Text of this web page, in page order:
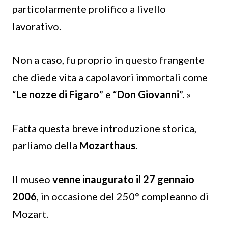
particolarmente prolifico a livello
lavorativo.
Non a caso, fu proprio in questo frangente
che diede vita a capolavori immortali come
“Le nozze di Figaro” e “Don Giovanni”. »
Fatta questa breve introduzione storica,
parliamo della Mozarthaus.
Il museo venne inaugurato il 27 gennaio
2006, in occasione del 250° compleanno di
Mozart.